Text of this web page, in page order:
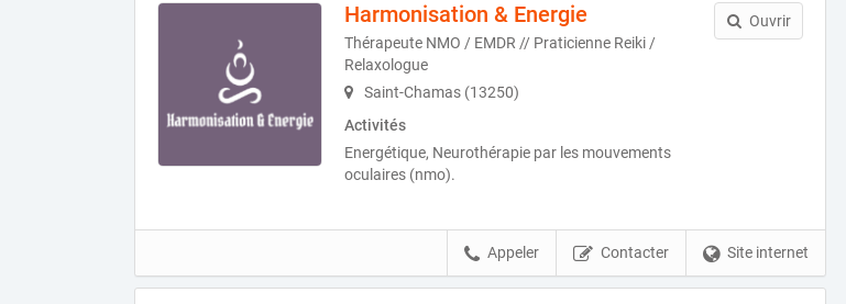
Harmonisation & Energie
Thérapeute NMO / EMDR // Praticienne Reiki /
Relaxologue
Saint-Chamas (13250)
Activités
Energétique, Neurothérapie par les mouvements
oculaires (nmo).
Ouvrir
Site internet
Contacter
Appeler